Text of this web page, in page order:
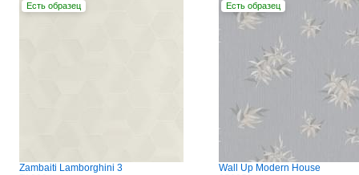
Есть образец
Zambaiti Lamborghini 3
Есть образец
Wall Up Modern House